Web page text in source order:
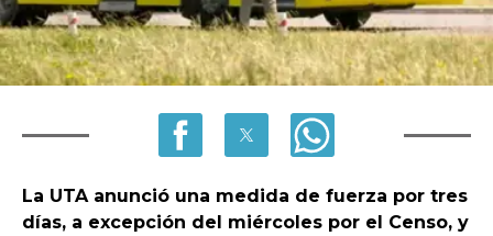
La UTA anunció una medida de fuerza por tres
días, a excepción del miércoles por el Censo, y